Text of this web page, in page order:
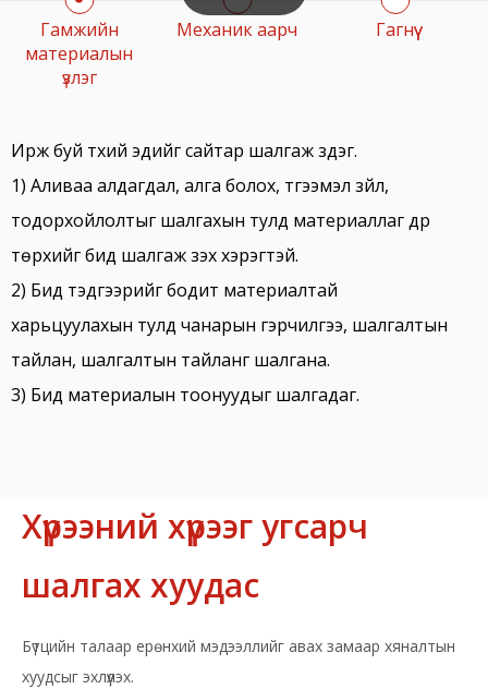
Гамжийн
материалын
үзлэг
Механик аарч Гагнүү
Ирж буй түүхий эдийг сайтар шалгаж үздэг.
1) Аливаа алдагдал, алга болох, түгээмэл зүйл,
тодорхойлолтыг шалгахын тулд материаллаг дүр
төрхийг бид шалгаж үзэх хэрэгтэй.
2) Бид тэдгээрийг бодит материалтай
харьцуулахын тулд чанарын гэрчилгээ, шалгалтын
тайлан, шалгалтын тайланг шалгана.
3) Бид материалын тоонуудыг шалгадаг.
Хүрээний хүрээг угсарч
шалгах хуудас
Бүтцийн талаар ерөнхий мэдээллийг авах замаар хяналтын
хуудсыг эхлүүлэх.